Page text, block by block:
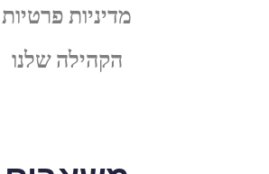
מדיניות פרטיות
הקהילה שלנו